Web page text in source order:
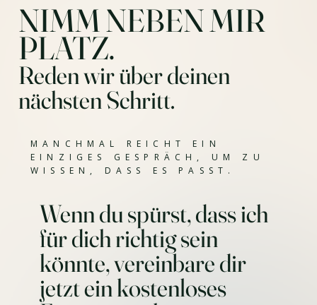
NIMM NEBEN MIR
PLATZ.
Reden wir über deinen
nächsten Schritt.
MANCHMAL REICHT EIN
EINZIGES GESPRÄCH, UM ZU
WISSEN, DASS ES PASST.
Wenn du spürst, dass ich
für dich richtig sein
könnte, vereinbare dir
jetzt ein kostenloses